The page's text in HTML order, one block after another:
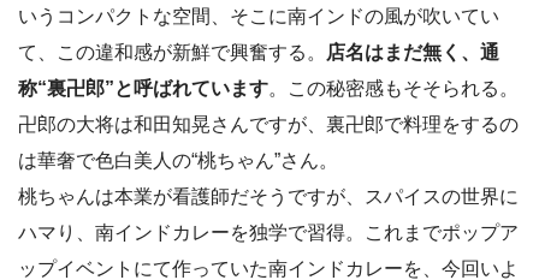
いうコンパクトな空間、そこに南インドの風が吹いてい
て、この違和感が新鮮で興奮する。
店名はまだ無く、通
称“裏卍郎”と呼ばれています。この秘密感もそそられる。
卍郎の大将は和田知晃さんですが、裏卍郎で料理をするの
は華奢で色白美人の“桃ちゃん”さん。
桃ちゃんは本業が看護師だそうですが、スパイスの世界に
ハマり、南インドカレーを独学で習得。これまでポップア
ップイベントにて作っていた南インドカレーを、今回いよ